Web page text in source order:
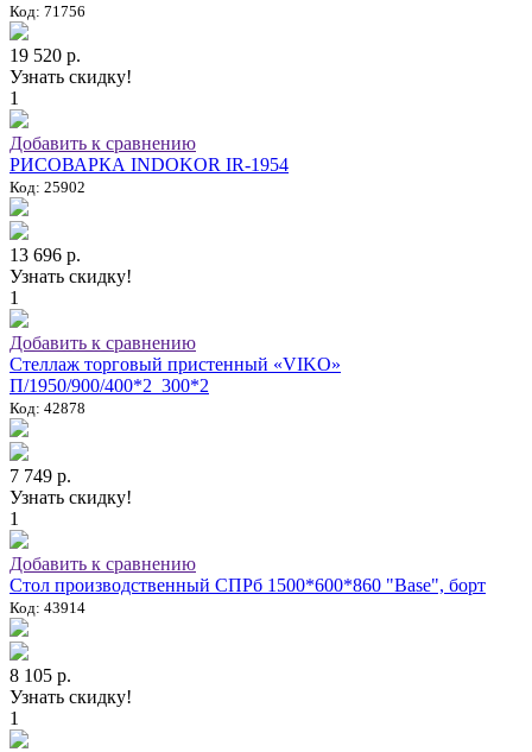
Код: 71756
19 520 р.
Узнать скидку!
1
Добавить к сравнению
РИСОВАРКА INDOKOR IR-1954
Код: 25902
13 696 р.
Узнать скидку!
1
Добавить к сравнению
Стеллаж торговый пристенный «VIKO»
П/1950/900/400*2_300*2
Код: 42878
7 749 р.
Узнать скидку!
1
Добавить к сравнению
Стол производственный СПРб 1500*600*860 "Base", борт
Код: 43914
8 105 р.
Узнать скидку!
1